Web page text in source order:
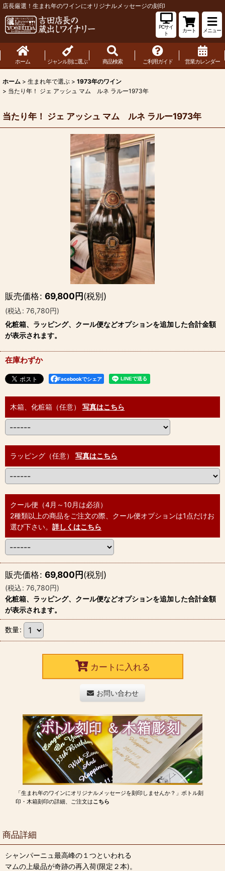
店長厳選！生まれ年のワインにオリジナルメッセージの刻印
PCサイ
ト
カート メニュー
ホーム ジャンル別に選ぶ 商品検索 ご利用ガイド 営業カレンダー
ホーム > 生まれ年で選ぶ > 1973年のワイン
> 当たり年！ ジェ アッシュ マム ルネ ラルー1973年
当たり年！ ジェ アッシュ マム ルネ ラルー1973年
販売価格: 69,800円(税別)
(税込: 76,780円)
化粧箱、ラッピング、クール便などオプションを追加した合計金額
が表示されます。
在庫わずか
Facebookでシェア
木箱、化粧箱（任意） 写真はこちら
ラッピング（任意） 写真はこちら
クール便（4月～10月は必須）
2種類以上の商品をご注文の際、クール便オプションは1点だけお
選び下さい。 詳しくはこちら
販売価格: 69,800円(税別)
(税込: 76,780円)
化粧箱、ラッピング、クール便などオプションを追加した合計金額
が表示されます。
数量:
カートに入れる
お問い合わせ
「生まれ年のワインにオリジナルメッセージを刻印しませんか？」ボトル刻
印・木箱刻印の詳細、ご注文はこちら
商品詳細
シャンパーニュ最高峰の１つといわれる
マムの上級品が奇跡の再入荷(限定２本)。